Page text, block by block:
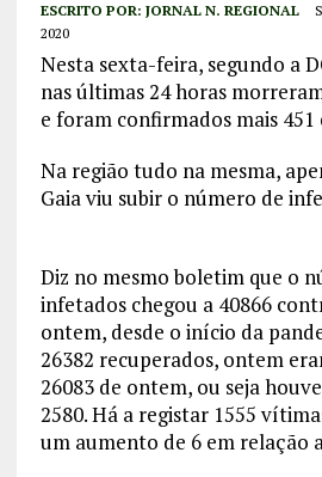
ESCRITO POR: JORNAL N. REGIONAL
2020
Nesta sexta-feira, segundo a
nas últimas 24 horas
e foram confirmados mais 451
Na região tudo na mesma,
Gaia viu subir o número de
Diz no mesmo boletim que o
infetados chegou a 40866
ontem, desde o início da
26382 recuperados, ontem
26083 de ontem, ou seja
2580. Há a registar 1555
um aumento de 6 em relação